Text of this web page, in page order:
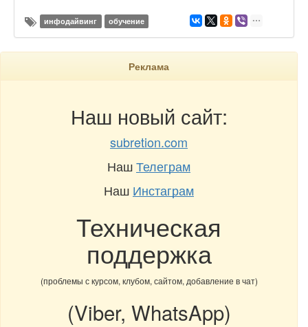
инфодайвинг обучение
Реклама
Наш новый сайт:
subretion.com
НашТелеграм
Наш Инстаграм
Техническая
поддержка
(проблемы с курсом, клубом, сайтом, добавление в чат)
(Viber, WhatsApp)